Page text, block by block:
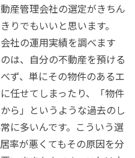
産管理会社の選定がきちん
りでもいいと思います。
社の運用実績を調べます
は、自分の不動産を預ける
ず、単にその物件のあるエ
任せてしまったり、「物件
ら」というような過去のし
に多いんです。こういう選
率が悪くてもその原因を分